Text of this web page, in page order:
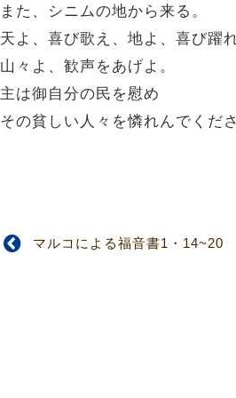
また、シニムの地から来る。
天よ、喜び歌え、地よ、喜び躍れ
山々よ、歓声をあげよ。
主は御自分の民を慰め
その貧しい人々を憐れんでくだ
マルコによる福音書1・14~20